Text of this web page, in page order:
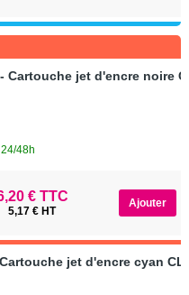
Cartouche jet d'encre noire
48h
€ TTC
5,17 € HT
jet d'encre cyan